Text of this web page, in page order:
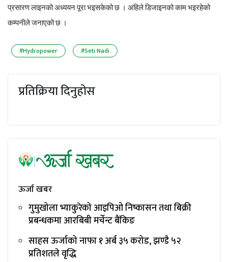
प्रसारण लाइनको अध्ययन पूरा भइसकेको छ अहिले डिजाइनको काम भइरहेको
कम्पनीले जनाएको छ
#Hydropower #Seti Nadi
प्रतिक्रिया दिनुहोस
ऊर्जा खबर
गुमुखोला भ्याकुरेको आइपिओ निष्कासन तथा बिक्री
प्रबन्धकमा आरबिबी मर्चेन्ट बैंकिङ
साहस ऊर्जाको नाफा १ अर्ब ३५ करोड, झण्डै ५२
प्रतिशतले वृद्धि